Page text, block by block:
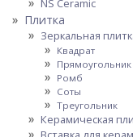
NS Ceramic
Плитка
Зеркальная
Квадрат
Прямоугольник
Ромб
Соты
Треугольник
Керамическая